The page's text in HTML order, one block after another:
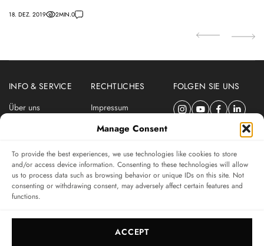
Manage Consent
To provide the best experiences, we use technologies like cookies to store
and/or access device information. Consenting to these technologies will allow
us to process data such as browsing behavior or unique IDs on this site. Not
consenting or withdrawing consent, may adversely affect certain features and
functions.
ACCEPT
18. DEZ. 2019 2MIN.0
INFO & SERVICE
Über uns
RECHTLICHES
Impressum
Datenschutzerklärung
FOLGEN SIE UNS
ABONNIEREN SIE DEN SWISSWATCHES NEWSLETTER
Das unabhängige Magazin für Uhren-Connaisseurs
SUBSCRIBE